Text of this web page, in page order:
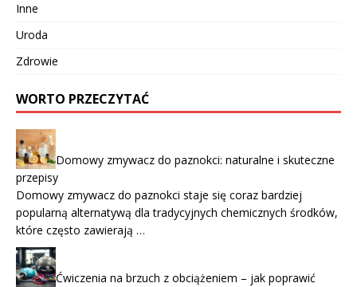
Inne
Uroda
Zdrowie
WORTO PRZECZYTAĆ
Domowy zmywacz do paznokci: naturalne i skuteczne
przepisy
Domowy zmywacz do paznokci staje się coraz bardziej
popularną alternatywą dla tradycyjnych chemicznych środków,
które często zawierają …
Ćwiczenia na brzuch z obciążeniem – jak poprawić